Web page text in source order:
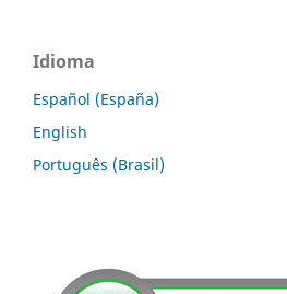
Idioma
Español (España)
English
Português (Brasil)